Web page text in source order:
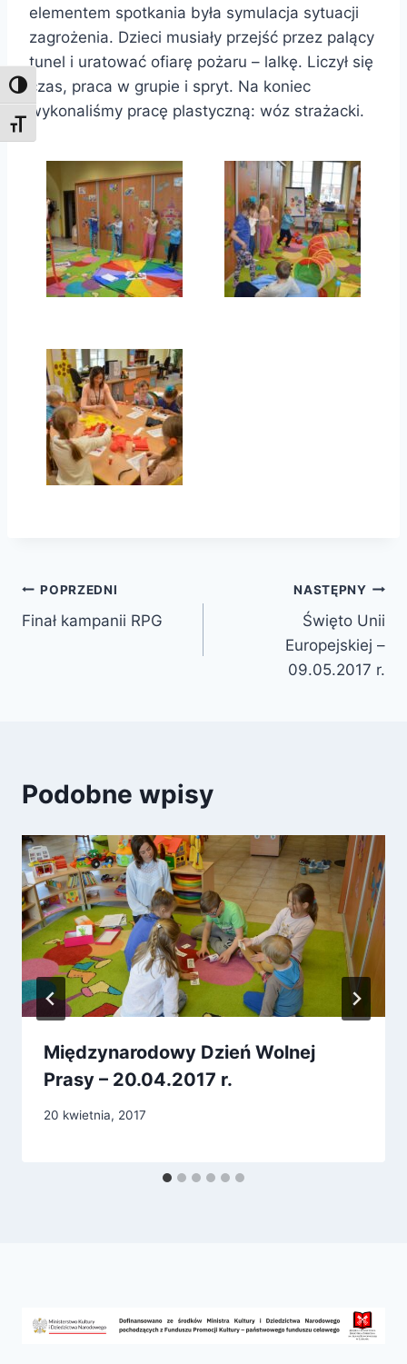
Toggle High Contrast
Toggle Font size
elementem spotkania była symulacja sytuacji
zagrożenia. Dzieci musiały przejść przez palący
tunel i uratować ofiarę pożaru – lalkę. Liczył się
czas, praca w grupie i spryt. Na koniec
wykonaliśmy pracę plastyczną: wóz strażacki.
Nawigacja
wpisu
POPRZEDNI
Finał kampanii RPG
NASTĘPNY
Święto Unii
Europejskiej –
09.05.2017 r.
Podobne wpisy
Międzynarodowy Dzień Wolnej
Prasy – 20.04.2017 r.
20 kwietnia, 2017